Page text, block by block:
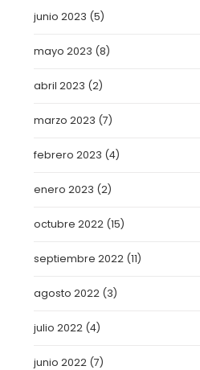
junio 2023 (5)
mayo 2023 (8)
abril 2023 (2)
marzo 2023 (7)
febrero 2023 (4)
enero 2023 (2)
octubre 2022 (15)
septiembre 2022 (11)
agosto 2022 (3)
julio 2022 (4)
junio 2022 (7)